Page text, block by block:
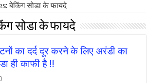
बेकिंग सोडा के फायदे
सोडा के फायदे
का दर्द दूर करने के लिए अरंडी का
ही काफी है !!